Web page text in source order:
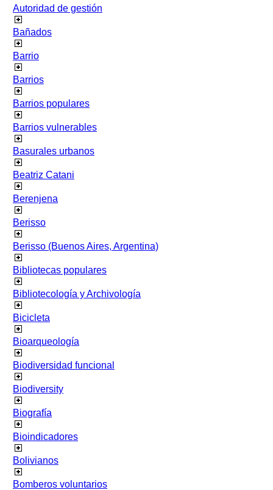
Autoridad de gestión
Bañados
Barrio
Barrios
Barrios populares
Barrios vulnerables
Basurales urbanos
Beatriz Catani
Berenjena
Berisso
Berisso (Buenos Aires, Argentina)
Bibliotecas populares
Bibliotecología y Archivología
Bicicleta
Bioarqueología
Biodiversidad funcional
Biodiversity
Biografía
Bioindicadores
Bolivianos
Bomberos voluntarios